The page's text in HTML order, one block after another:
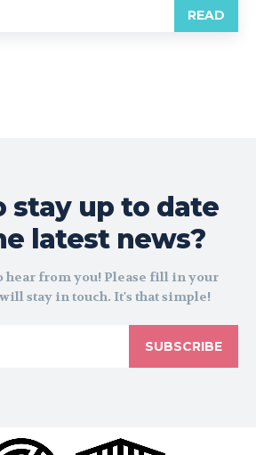
READ
stay up to date
latest news?
hear from you! Please fill in your
stay in touch. It's that simple!
SUBSCRIBE